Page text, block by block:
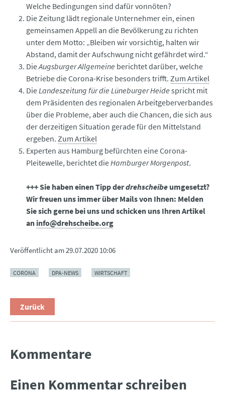
Welche Bedingungen sind dafür vonnöten?
Die Zeitung lädt regionale Unternehmer ein, einen
gemeinsamen Appell an die Bevölkerung zu richten
unter dem Motto: „Bleiben wir vorsichtig, halten wir
Abstand, damit der Aufschwung nicht gefährdet wird.“
DieAugsburger Allgemeine berichtet darüber, welche
Betriebe die Corona-Krise besonders trifft. Zum Artikel
DieLandeszeitung für die Lüneburger Heide spricht mit
dem Präsidenten des regionalen Arbeitgeberverbandes
über die Probleme, aber auch die Chancen, die sich aus
der derzeitigen Situation gerade für den Mittelstand
ergeben. Zum Artikel
Experten aus Hamburg befürchten eine Corona-
Pleitewelle, berichtet dieHamburger Morgenpost.
+++ Sie haben einen Tipp derdrehscheibe umgesetzt?
Wir freuen uns immer über Mails von Ihnen: Melden
Sie sich gerne bei uns und schicken uns Ihren Artikel
an info@drehscheibe.org
Veröffentlicht am29.07.2020 10:06
CORONA DPA-NEWS WIRTSCHAFT
Zurück
Kommentare
Einen Kommentar schreiben